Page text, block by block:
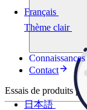
Thème clair
Français
日本語
Connaissances
Contact
Essais de produits